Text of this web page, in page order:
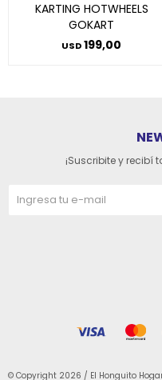
KARTING HOTWHEELS
GOKART
USD199,00
¡Suscribite y recibí
© Copyright 2026 / El Honguito